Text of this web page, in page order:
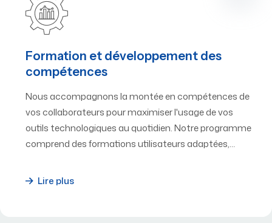
Formation et développement des
compétences
Nous accompagnons la montée en compétences de
vos collaborateurs pour maximiser l'usage de vos
outils technologiques au quotidien. Notre programme
comprend des formations utilisateurs adaptées,…
Lire plus